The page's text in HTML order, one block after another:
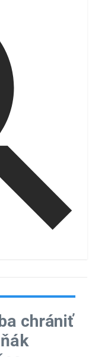
chrániť